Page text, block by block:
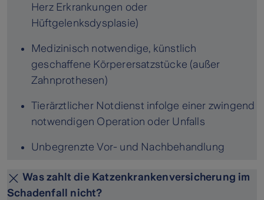
Herz Erkrankungen oder
Hüftgelenksdysplasie)
Medizinisch notwendige, künstlich
geschaffene Körperersatzstücke (außer
Zahnprothesen)
Tierärztlicher Notdienst infolge einer zwingend
notwendigen Operation oder Unfalls
Unbegrenzte Vor- und Nachbehandlung
Was zahlt die Katzenkrankenversicherung im
Schadenfall nicht?